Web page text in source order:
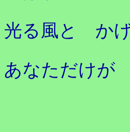
光る風と か
あなただけが